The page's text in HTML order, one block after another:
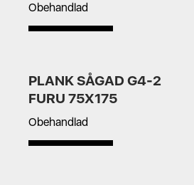
Obehandlad
PLANK SÅGAD G4-2
FURU 75X175
Obehandlad